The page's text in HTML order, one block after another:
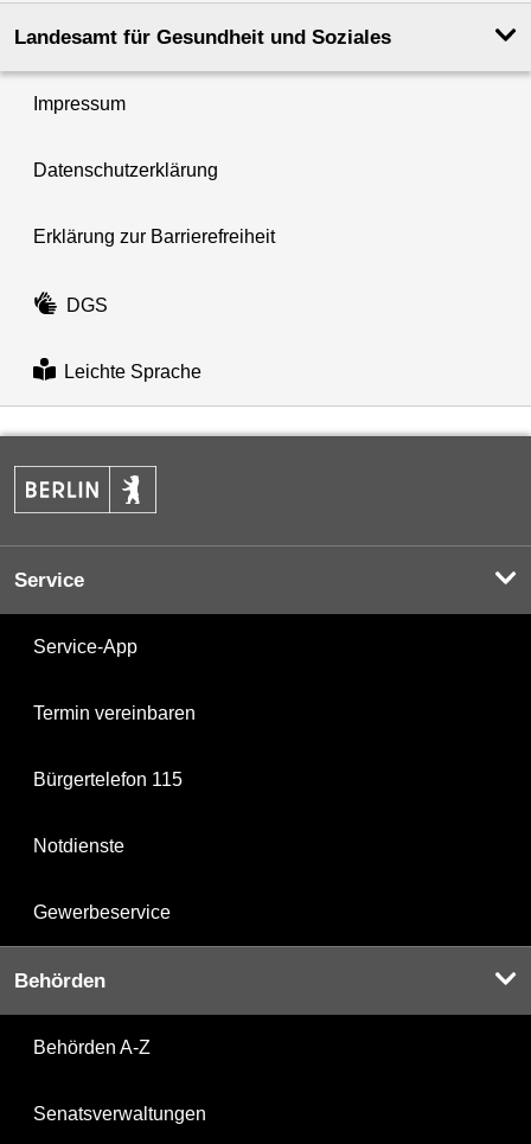
Landesamt für Gesundheit und Soziales
Impressum
Datenschutzerklärung
Erklärung zur Barrierefreiheit
DGS
Leichte Sprache
Service
Service-App
Termin vereinbaren
Bürgertelefon 115
Notdienste
Gewerbeservice
Behörden
Behörden A-Z
Senatsverwaltungen